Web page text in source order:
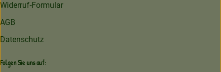
Widerruf-Formular
AGB
Datenschutz
Folgen Sie uns auf: